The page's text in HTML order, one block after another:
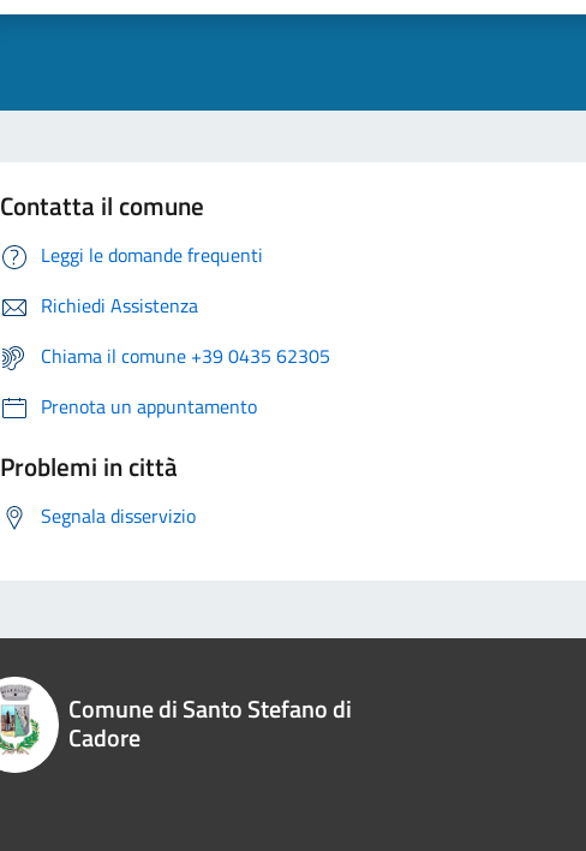
Contatta il comune
Leggi le domande frequenti
Richiedi Assistenza
Chiama il comune +39 0435 62305
Prenota un appuntamento
Problemi in città
Segnala disservizio
Comune di Santo Stefano di
Cadore